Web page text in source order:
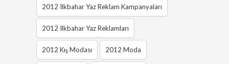
2012 Ilkbahar Yaz Reklam Kampanyaları
2012 Ilkbahar Yaz Reklamları
2012 Kış Modası 2012 Moda